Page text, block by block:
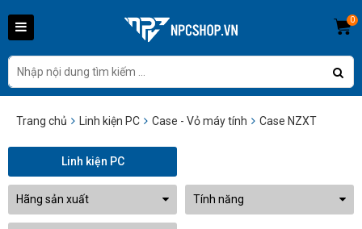
0
Trang chủ Linh kiện PC Case - Vỏ máy tính Case NZXT
Linh kiện PC
Hãng sản xuất Tính năng